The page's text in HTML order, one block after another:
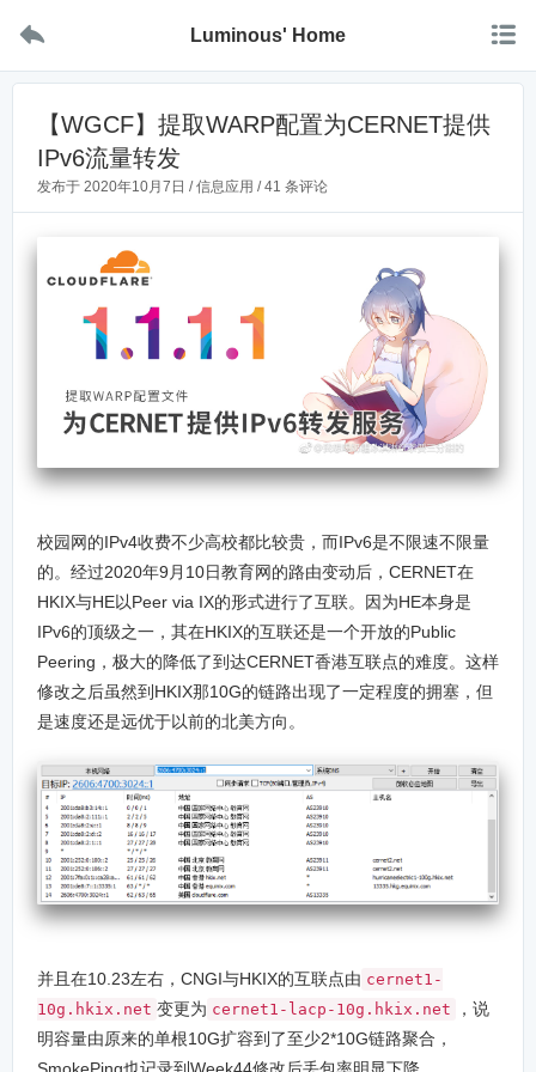
 Luminous' Home 
【WGCF】提取WARP配置为CERNET提供
IPv6流量转发
发布于 2020年10月7日 /信息应用 /41 条评论
校园网的IPv4收费不少高校都比较贵，而IPv6是不限速不限量
的。经过2020年9月10日教育网的路由变动后，CERNET在
HKIX与HE以Peer via IX的形式进行了互联。因为HE本身是
IPv6的顶级之一，其在HKIX的互联还是一个开放的Public
Peering，极大的降低了到达CERNET香港互联点的难度。这样
修改之后虽然到HKIX那10G的链路出现了一定程度的拥塞，但
是速度还是远优于以前的北美方向。
并且在10.23左右，CNGI与HKIX的互联点由 cernet1-
10g.hkix.net 变更为 cernet1-lacp-10g.hkix.net
，说
明容量由原来的单根10G扩容到了至少2*10G链路聚合，